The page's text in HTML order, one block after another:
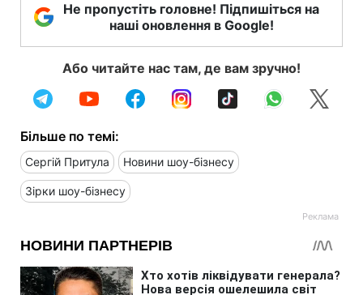
Не пропустіть головне! Підпишіться на
наші оновлення в Google!
Або читайте нас там, де вам зручно!
Більше по темі:
Сергій Притула Новини шоу-бізнесу
Зірки шоу-бізнесу